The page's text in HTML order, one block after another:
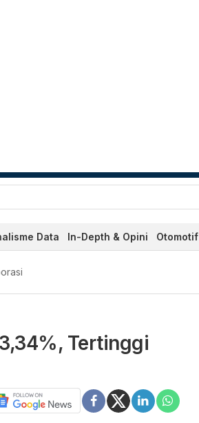
Data In-Depth & Opini Otomotif
Tertinggi